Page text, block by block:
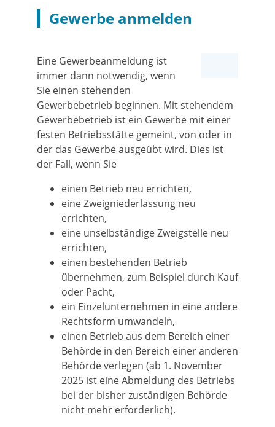
Gewerbe anmelden
Eine Gewerbeanmeldung ist
immer dann notwendig, wenn
Sie einen stehenden
Gewerbebetrieb beginnen. Mit stehendem
Gewerbebetrieb ist ein Gewerbe mit einer
festen Betriebsstätte gemeint, von oder in
der das Gewerbe ausgeübt wird. Dies ist
der Fall, wenn Sie
einen Betrieb neu errichten,
eine Zweigniederlassung neu
errichten,
eine unselbständige Zweigstelle neu
errichten,
einen bestehenden Betrieb
übernehmen, zum Beispiel durch Kauf
oder Pacht,
ein Einzelunternehmen in eine andere
Rechtsform umwandeln,
einen Betrieb aus dem Bereich einer
Behörde in den Bereich einer anderen
Behörde verlegen (ab 1. November
2025 ist eine Abmeldung des Betriebs
bei der bisher zuständigen Behörde
nicht mehr erforderlich).